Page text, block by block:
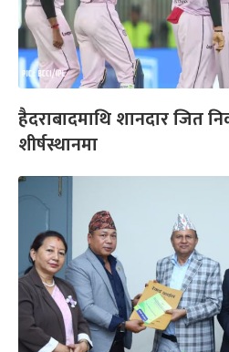
हैदराबादमाथि शानदार जित
शीर्षस्थानमा